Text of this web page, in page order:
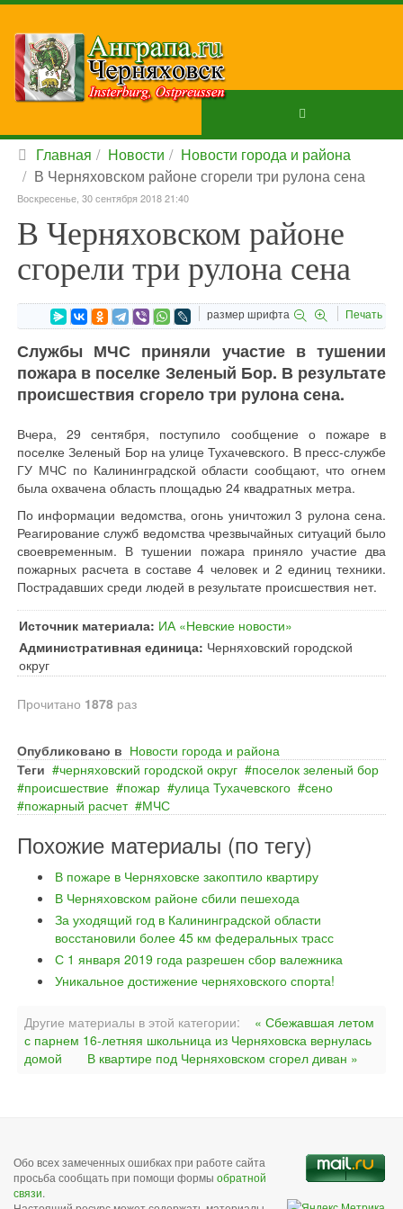
Главная Новости
Новости города и района
В Черняховском районе сгорели три рулона сена
Воскресенье, 30 сентября 2018 21:40
В Черняховском районе
сгорели три рулона сена
размер шрифта Печать
Службы МЧС приняли участие в тушении
пожара в поселке Зеленый Бор. В результате
происшествия сгорело три рулона сена.
Вчера, 29 сентября, поступило сообщение о пожаре в
поселке Зеленый Бор на улице Тухачевского. В пресс-службе
ГУ МЧС по Калининградской области сообщают, что огнем
была охвачена область площадью 24 квадратных метра.
По информации ведомства, огонь уничтожил 3 рулона сена.
Реагирование служб ведомства чрезвычайных ситуаций было
своевременным. В тушении пожара приняло участие два
пожарных расчета в составе 4 человек и 2 единиц техники.
Пострадавших среди людей в результате происшествия нет.
Источник материала: ИА «Невские новости»
Административная единица: Черняховский городской
округ
Прочитано 1878 раз
Опубликовано в Новости города и района
Теги
черняховский городской округ
поселок зеленый бор
происшествие
пожар улица Тухачевского
сено
пожарный расчет
МЧС
Похожие материалы (по тегу)
В пожаре в Черняховске закоптило квартиру
В Черняховском районе сбили пешехода
За уходящий год в Калининградской области
восстановили более 45 км федеральных трасс
С 1 января 2019 года разрешен сбор валежника
Уникальное достижение черняховского спорта!
Другие материалы в этой категории:
« Сбежавшая летом
с парнем 16-летняя школьница из Черняховска вернулась
домой
В квартире под Черняховском сгорел диван »
Обо всех замеченных ошибках при работе сайта
просьба сообщать при помощи формы обратной
связи.